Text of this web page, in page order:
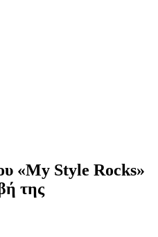
«My Style Rocks»
της